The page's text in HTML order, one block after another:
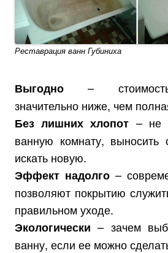
Реставрация ванн Губиниха
Выгодно – стоимость
значительно ниже, чем
Без лишних хлопот – не
ванную комнату,
искать новую.
Эффект надолго –
позволяют покрытию
правильном уходе.
Экологически – зачем
ванну, если ее можно